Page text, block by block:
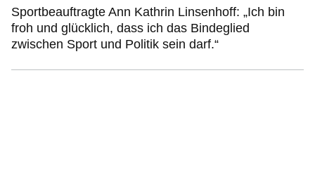
Sportbeauftragte Ann Kathrin Linsenhoff: „Ich bin
froh und glücklich, dass ich das Bindeglied
zwischen Sport und Politik sein darf.“